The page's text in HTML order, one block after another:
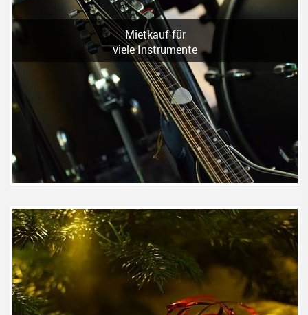
Mietkauf für
viele Instrumente